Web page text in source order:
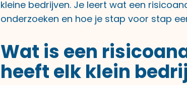
kleine bedrijven. Je leert wat een
onderzoeken en hoe je stap voor stap
Wat is een
heeft elk klein